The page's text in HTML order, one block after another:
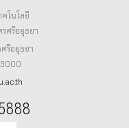
โนโลยี
ศรีอยุธยา
รีอยุธยา